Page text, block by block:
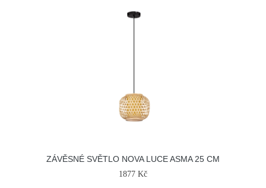
ZÁVĚSNÉ SVĚTLO NOVA LUCE ASMA 25 CM
1877 Kč